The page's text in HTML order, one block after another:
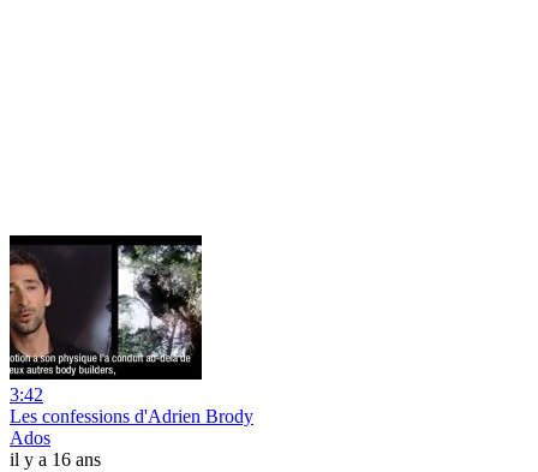
3:42
Les confessions d'Adrien Brody
Ados
il y a 16 ans